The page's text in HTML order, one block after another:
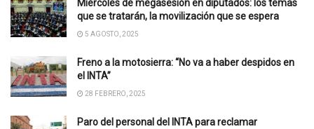
Miércoles de megasesión en diputados: los temas
que se tratarán, la movilización que se espera
5 AGOSTO, 2025
Freno a la motosierra: “No va a haber despidos en
el INTA”
28 FEBRERO, 2025
Paro del personal del INTA para reclamar